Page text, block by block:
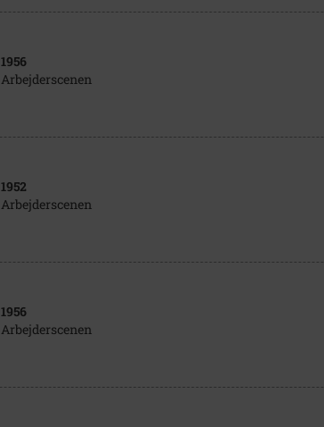
1956
Arbejderscenen
1952
Arbejderscenen
1956
Arbejderscenen